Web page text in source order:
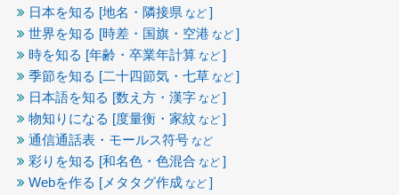
日本を知る [地名・隣接県 など ]
世界を知る [時差・国旗・空港 など ]
時を知る [年齢・卒業年計算 など ]
季節を知る [二十四節気・七草 など ]
日本語を知る [数え方・漢字 など ]
物知りになる [度量衡・家紋 など ]
通信通話表・モールス符号 など
彩りを知る [和名色・色混合 など ]
Webを作る [メタタグ作成 など ]